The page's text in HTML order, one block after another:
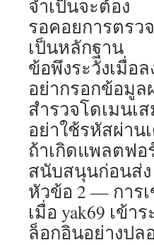
จำเป็นจะต้อง
รอคอยการตรว
เป็นหลักฐาน
ข้อพึงระวังเมื่อ
อย่ากรอกข้อมู
สำรวจโดเมนเ
อย่าใช้รหัสผ่า
ถ้าเกิดแพลตฟอ
สนับสนุนก่อนส่ง
หัวข้อ 2 — การ
เมื่อ yak69 เข้า
ล็อกอินอย่างปล